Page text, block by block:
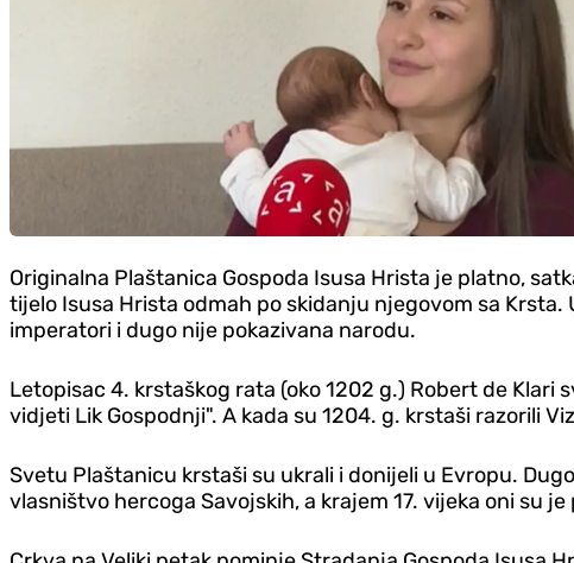
Originalna Plaštanica Gospoda Isusa Hrista je platno,
tijelo Isusa Hrista odmah po skidanju njegovom sa
imperatori i dugo nije pokazivana narodu.
Letopisac 4. krstaškog rata (oko 1202 g.) Robert de
vidjeti Lik Gospodnji". A kada su 1204. g. krstaši razorili
Svetu Plaštanicu krstaši su ukrali i donijeli u Evropu.
vlasništvo hercoga Savojskih, a krajem 17. vijeka oni su